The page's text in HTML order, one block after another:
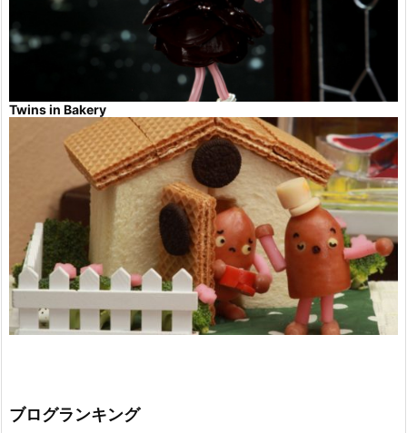
Twins in Bakery
ブログランキング